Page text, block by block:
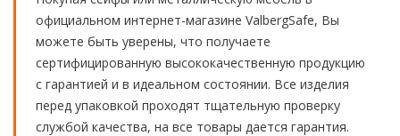
официальном интернет-магазине ValbergSafe, Вы
можете быть уверены, что получаете
сертифицированную высококачественную продукцию
с гарантией и в идеальном состоянии. Все изделия
перед упаковкой проходят тщательную проверку
службой качества, на все товары дается гарантия.